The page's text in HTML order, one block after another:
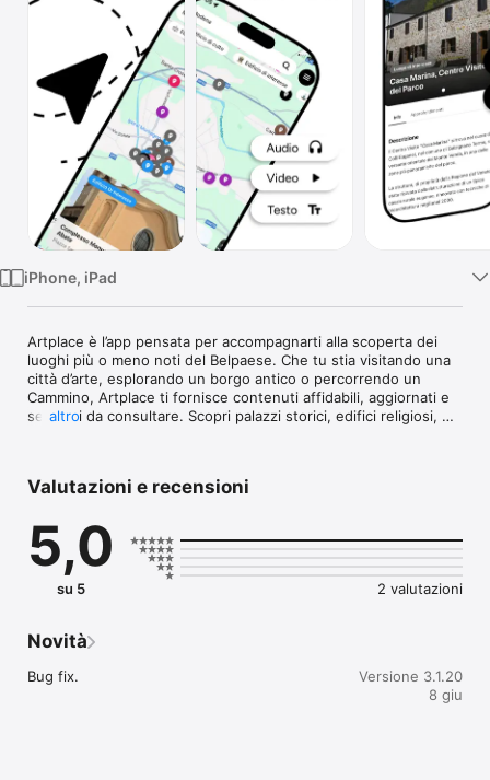
iPhone, iPad
Artplace è l’app pensata per accompagnarti alla scoperta dei
luoghi più o meno noti del Belpaese. Che tu stia visitando una
città d’arte, esplorando un borgo antico o percorrendo un
Cammino, Artplace ti fornisce contenuti affidabili, aggiornati e
semplici da consultare. Scopri palazzi storici, edifici religiosi,
- Esplorare musei, borghi e città attraverso informazioni
complete e curate
- Ricevere contenuti geolocalizzati direttamente sul tuo
altro
Valutazioni e recensioni
5,0
su 5 2 valutazioni
Novità
Bug fix.
Versione 3.1.20
8 giu